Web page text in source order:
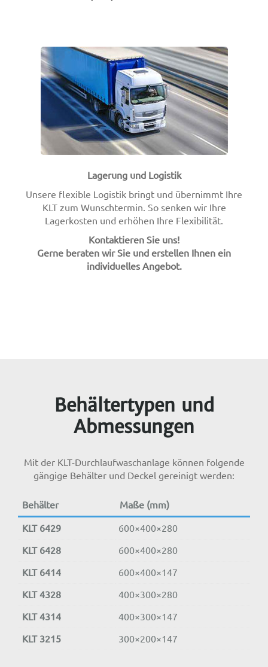
Lagerung und Logistik
Unsere flexible Logistik bringt und übernimmt Ihre
KLT zum Wunschtermin. So senken wir Ihre
Lagerkosten und erhöhen Ihre Flexibilität.
Kontaktieren Sie uns!
Gerne beraten wir Sie und erstellen Ihnen ein
individuelles Angebot.
Behältertypen und
Abmessungen
Mit der KLT-Durchlaufwaschanlage können folgende
gängige Behälter und Deckel gereinigt werden:
Behälter Maße (mm)
KLT 6429 600×400×280
KLT 6428 600×400×280
KLT 6414 600×400×147
KLT 4328 400×300×280
KLT 4314 400×300×147
KLT 3215 300×200×147